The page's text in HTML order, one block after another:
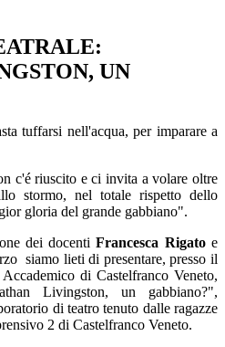
UN
tuffarsi nell'acqua, per imparare a
c'é riuscito e ci invita a volare oltre
stormo, nel totale rispetto dello
gloria del grande gabbiano".
dei docentiFrancesca Rigatoe
siamo lieti di presentare, presso il
di Castelfranco Veneto,
Livingston, un gabbiano?",
di teatro tenuto dalle ragazze
2 di Castelfranco Veneto.